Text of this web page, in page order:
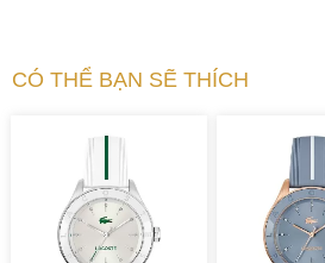
CÓ THỂ BẠN SẼ THÍCH